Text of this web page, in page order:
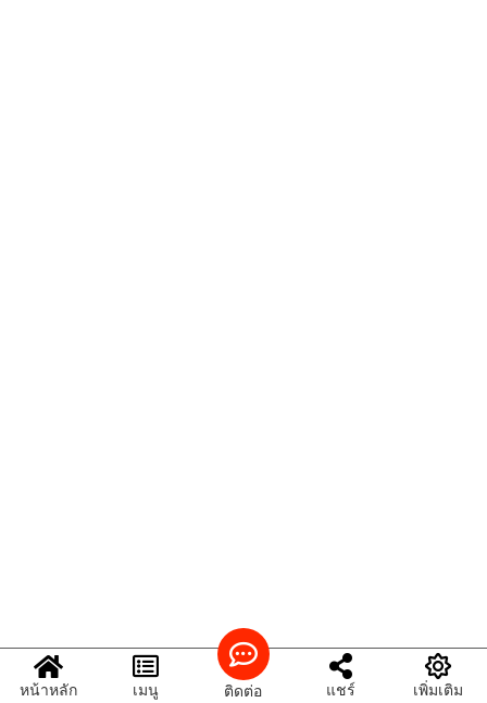
หน้าหลัก เมนู ติดต่อ แชร์ เพิ่มเติม